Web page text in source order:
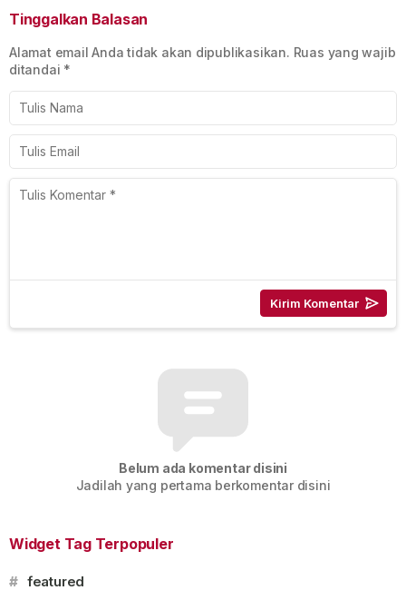
Tinggalkan Balasan
Alamat email Anda tidak akan dipublikasikan. Ruas yang wajib
ditandai *
Belum ada komentar disini
Jadilah yang pertama berkomentar disini
Widget Tag Terpopuler
# featured